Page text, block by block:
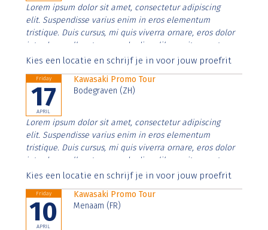
Lorem ipsum dolor sit amet, consectetur adipiscing
elit. Suspendisse varius enim in eros elementum
tristique. Duis cursus, mi quis viverra ornare, eros dolor
interdum nulla, ut commodo diam libero vitae erat.
Aenean faucibus nibh et justo cursus id rutrum lorem
Kies een locatie en schrijf je in voor jouw proefrit
Friday
17
APRIL
Kawasaki Promo Tour
Bodegraven (ZH)
Lorem ipsum dolor sit amet, consectetur adipiscing
elit. Suspendisse varius enim in eros elementum
tristique. Duis cursus, mi quis viverra ornare, eros dolor
interdum nulla, ut commodo diam libero vitae erat.
Aenean faucibus nibh et justo cursus id rutrum lorem
Kies een locatie en schrijf je in voor jouw proefrit
Friday
10
APRIL
Kawasaki Promo Tour
Menaam (FR)